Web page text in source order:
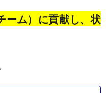
ーム）に貢献し、状